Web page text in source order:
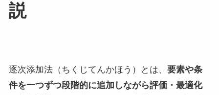
説
逐次添加法（ちくじてんかほう）とは、 要素や条
件を一つずつ段階的に追加しながら評価・最適化